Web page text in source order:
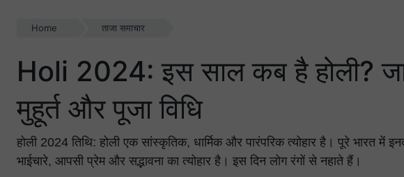
Home ताजा समाचार
Holi 2024: इस साल कब है होली?
मुहूर्त और पूजा विधि
होली 2024 तिथि: होली एक सांस्कृतिक, धार्मिक और पारंपरिक त्योहार है। पूरे भारत
भाईचारे, आपसी प्रेम और सद्भावना का त्योहार है। इस दिन लोग रंगों से नहाते हैं।